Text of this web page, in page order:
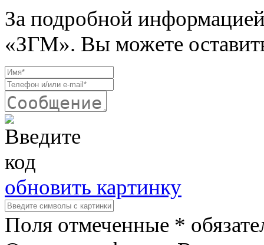
За подробной
«ЗГМ». Вы можете
обновить картинку
Поля отмеченные *